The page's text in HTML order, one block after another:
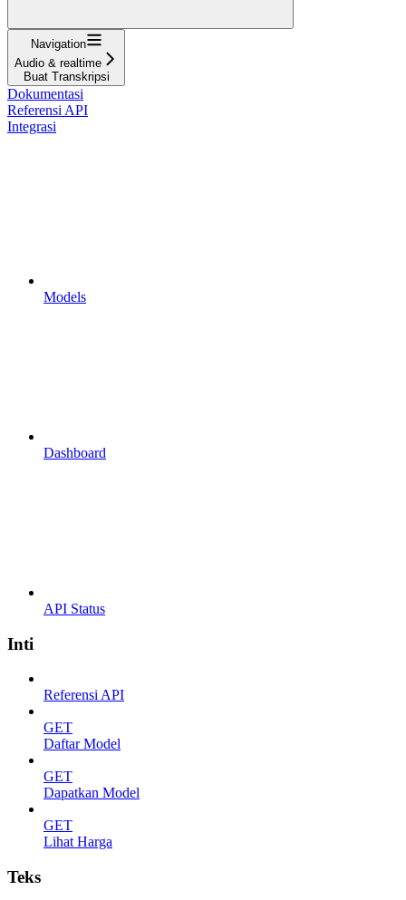
Navigation
Audio & realtime
Buat Transkripsi
Dokumentasi
Referensi API
Integrasi
Models
Dashboard
API Status
Inti
Referensi API
GET
Daftar Model
GET
Dapatkan Model
GET
Lihat Harga
Teks